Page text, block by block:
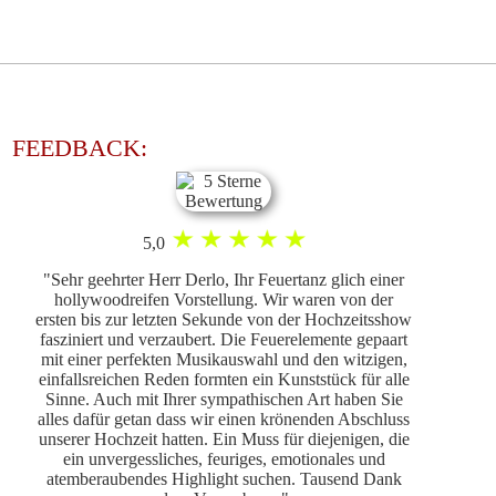
FEEDBACK:
5,0
"Sehr geehrter Herr Derlo, Ihr Feuertanz glich einer
hollywoodreifen Vorstellung. Wir waren von der
ersten bis zur letzten Sekunde von der Hochzeitsshow
fasziniert und verzaubert. Die Feuerelemente gepaart
mit einer perfekten Musikauswahl und den witzigen,
einfallsreichen Reden formten ein Kunststück für alle
Sinne. Auch mit Ihrer sympathischen Art haben Sie
alles dafür getan dass wir einen krönenden Abschluss
unserer Hochzeit hatten. Ein Muss für diejenigen, die
ein unvergessliches, feuriges, emotionales und
atemberaubendes Highlight suchen. Tausend Dank